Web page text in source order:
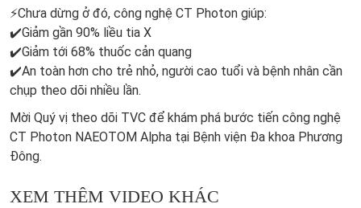
⚡️Chưa dừng ở đó, công nghệ CT Photon giúp:
✔️Giảm gần 90% liều tia X
✔️Giảm tới 68% thuốc cản quang
✔️An toàn hơn cho trẻ nhỏ, người cao tuổi và bệnh nhân cần
chụp theo dõi nhiều lần.
Mời Quý vị theo dõi TVC để khám phá bước tiến công nghệ
CT Photon NAEOTOM Alpha tại Bệnh viện Đa khoa Phương
Đông.
XEM THÊM VIDEO KHÁC